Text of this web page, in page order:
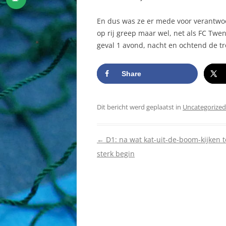
En dus was ze er mede voor
op rij greep maar wel, net als FC
geval 1 avond, nacht en ochtend de
Share
Dit bericht werd geplaatst in Uncategorized
Berichtnavigatie
← D1: na wat kat-uit-de-boom-kijken
sterk begin